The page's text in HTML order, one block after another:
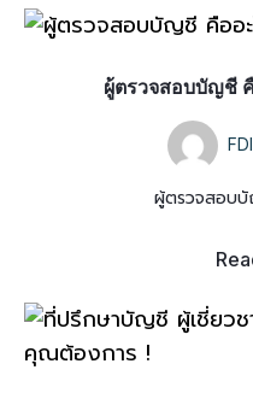
ผู้ตรวจสอบบัญชี
FDI
ผู้ตรวจสอบ